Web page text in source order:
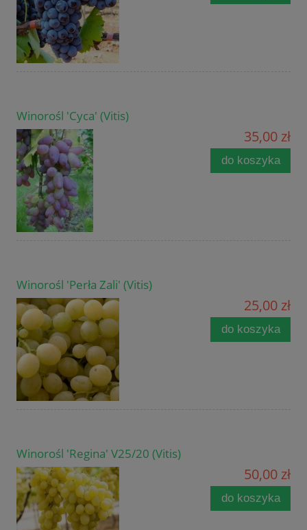
Winorośl 'Cyca' (Vitis)
35,00 zł
do koszyka
Winorośl 'Perła Zali' (Vitis)
25,00 zł
do koszyka
Winorośl 'Regina' V25/20 (Vitis)
50,00 zł
do koszyka